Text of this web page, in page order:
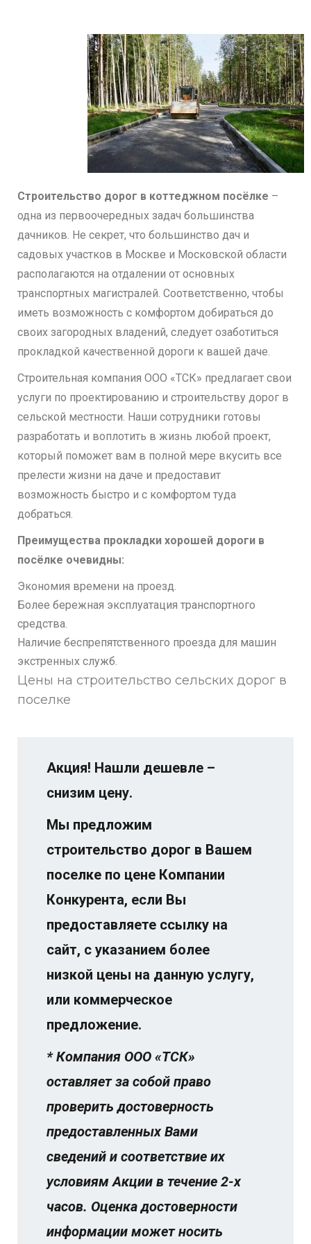
Строительство дорог в коттеджном посёлке –
одна из первоочередных задач большинства
дачников. Не секрет, что большинство дач и
садовых участков в Москве и Московской области
располагаются на отдалении от основных
транспортных магистралей. Соответственно, чтобы
иметь возможность с комфортом добираться до
своих загородных владений, следует озаботиться
прокладкой качественной дороги к вашей даче.
Строительная компания ООО «ТСК» предлагает свои
услуги по проектированию и строительству дорог в
сельской местности. Наши сотрудники готовы
разработать и воплотить в жизнь любой проект,
который поможет вам в полной мере вкусить все
прелести жизни на даче и предоставит
возможность быстро и с комфортом туда
добраться.
Преимущества прокладки хорошей дороги в
посёлке очевидны:
Экономия времени на проезд.
Более бережная эксплуатация транспортного
средства.
Наличие беспрепятственного проезда для машин
экстренных служб.
Цены на строительство сельских дорог в
поселке
Акция! Нашли дешевле –
снизим цену.
Мы предложим
строительство дорог в Вашем
поселке по цене Компании
Конкурента, если Вы
предоставляете ссылку на
сайт, с указанием более
низкой цены на данную услугу,
или коммерческое
предложение.
* Компания ООО «ТСК»
оставляет за собой право
проверить достоверность
предоставленных Вами
сведений и соответствие их
условиям Акции в течение 2-х
часов. Оценка достоверности
информации может носить